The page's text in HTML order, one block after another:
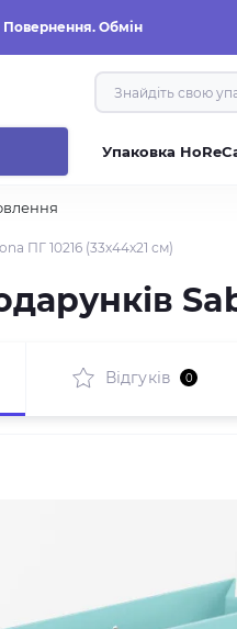
Повернення. Обмін
Упаковка
ПГ 10216 (33х44х21 см)
Відгуків 0